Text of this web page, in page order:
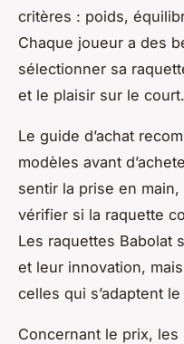
critères : poids,
Chaque joueur a des
sélectionner sa
et le plaisir sur le court.
Le guide d’achat
modèles avant
sentir la prise en
vérifier si la raquette
Les raquettes Babolat
et leur innovation,
celles qui s’adaptent
Concernant le prix,